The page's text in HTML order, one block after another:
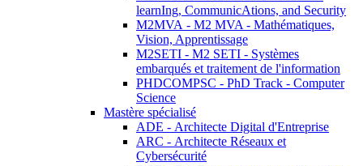
learnIng, CommunicAtions, and Security
M2MVA - M2 MVA - Mathématiques,
Vision, Apprentissage
M2SETI - M2 SETI - Systèmes
embarqués et traitement de l'information
PHDCOMPSC - PhD Track - Computer
Science
Mastère spécialisé
ADE - Architecte Digital d'Entreprise
ARC - Architecte Réseaux et
Cybersécurité